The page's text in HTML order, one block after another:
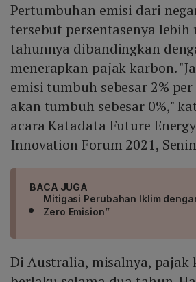
Pertumbuhan emisi dari
tersebut persentasenya lebih
tahunnya dibandingkan
menerapkan pajak karbon.
emisi tumbuh sebesar 2%
akan tumbuh sebesar 0%,"
acara Katadata Future
Innovation Forum 2021,
BACA JUGA
Mitigasi Perubahan Iklim
Zero Emision”
Di Australia, misalnya, pajak